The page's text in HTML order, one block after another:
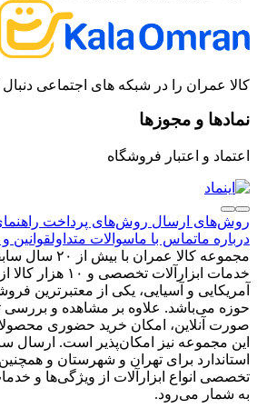
کالا عمران را در شبکه های اجتماعی دنبال
نمادها و مجوزها
اعتماد و اعتبار فروشگاه
روش‌های ارسال روش‌های پرداخت
درباره ماتماس با ماسوالات متداولقوانین
مجموعه کالا
خدمات ابزارآلات
آمریکایی و آسیایی، یکی از معتبرترین
حوزه می‌باشد. علاوه بر مشاهده و
صورت آنلاین، امکان خرید حضوری
این مجموعه نیز امکان‌پذیر است. ارسال
استاندارد برای تهران و شهرستان و
تخصصی انواع ابزارآلات از ویژگی‌ها و
به شمار می‌رود.